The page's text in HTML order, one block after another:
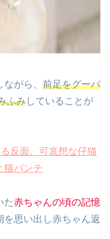
ながら、 前足をグーパ
ふみしていることが
反面、可哀想な仔猫
猫パンチ
た赤ちゃんの頃の記憶
思い出し赤ちゃん返